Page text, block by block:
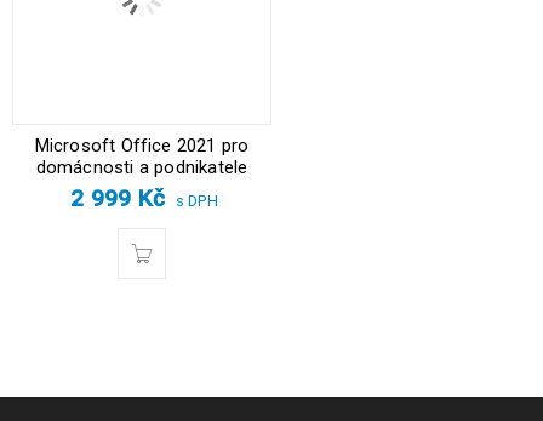
Microsoft Office 2021 pro
domácnosti a podnikatele
2 999 Kč s DPH